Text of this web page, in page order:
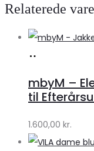
Relaterede
Lykke
Lykke
mbyM –
til
1.600,00 kr.